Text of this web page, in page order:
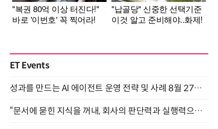
ET Events
성과를 만드는 AI 에이전트 운영 전략 및 사례 8월 27일 개최
“문서에 묻힌 지식을 꺼내, 회사의 판단력과 실행력으로 바꾸다” (8/20)